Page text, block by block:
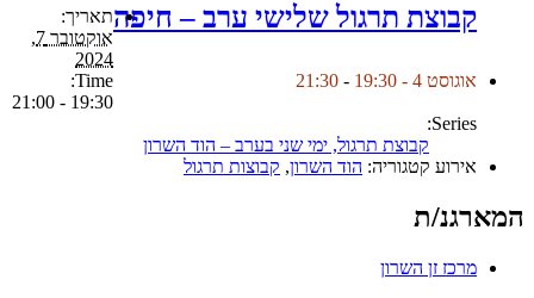
קבוצת תרגול שלישי ערב – חיפה
אוגוסט 4 - 19:30 -
21:30
תאריך:
אוקטובר 7,
2024
Time:
19:30 - 21:00
Series:
קבוצת תרגול, ימי שני בערב – הוד השרון
אירוע קטגוריה: הוד השרון, קבוצות תרגול
המארגנ/ת
מרכז זן השרון